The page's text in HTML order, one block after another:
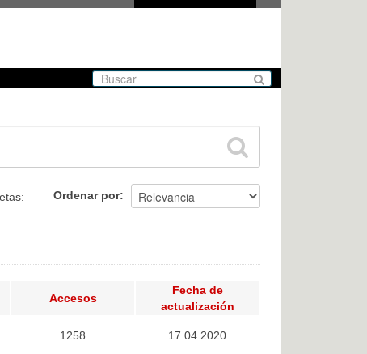
Ordenar por
Accesos
Fecha de
actualización
1258 17.04.2020